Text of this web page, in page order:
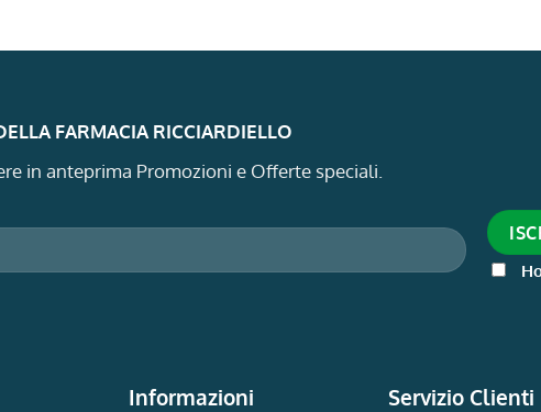
FARMACIA RICCIARDIELLO
in anteprima Promozioni e Offerte speciali.
Informazioni Servizio Clienti